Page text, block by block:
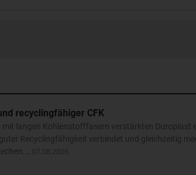
recyclingfähiger CFK
mit langen Kohlenstofffasern verstärkten Duroplast
Recyclingfähigkeit verbindet und gleichzeitig